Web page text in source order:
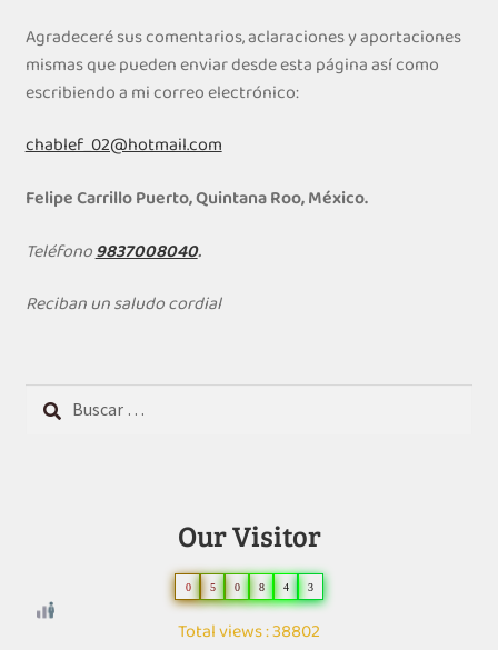
Agradeceré sus comentarios, aclaraciones y aportaciones
mismas que pueden enviar desde esta página así como
escribiendo a mi correo electrónico:
chablef_02@hotmail.com
Felipe Carrillo Puerto, Quintana Roo, México.
Teléfono9837008040.
Reciban un saludo cordial
Buscar:
Our Visitor
0 5 0 8 4 3
Total views : 38802